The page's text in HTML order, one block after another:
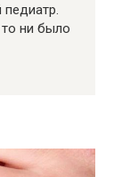
ни было